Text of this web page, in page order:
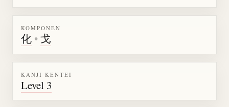
KOMPONEN
化 •戈
KANJI KENTEI
Level 3